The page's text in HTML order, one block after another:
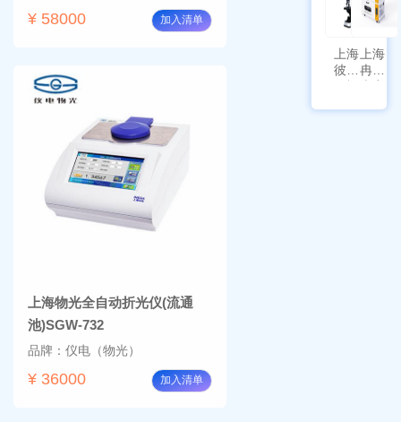
¥ 58000 加入清单
上海物光全自动折光仪(流通
池)SGW-732
品牌：仪电（物光）
¥ 36000 加入清单
上海
彼爱
姆视
上海
冉绘
大容